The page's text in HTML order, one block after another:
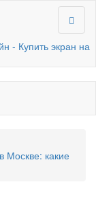
Москве: какие